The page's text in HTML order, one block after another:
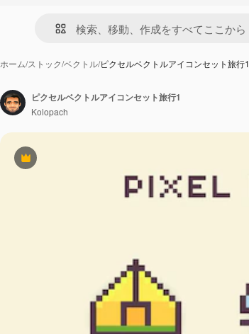
ホーム/ストック/ベクトル/ピクセルベクトルアイコンセット旅行1
Premium
ピクセルベクトルアイコンセット旅行1
Kolopach